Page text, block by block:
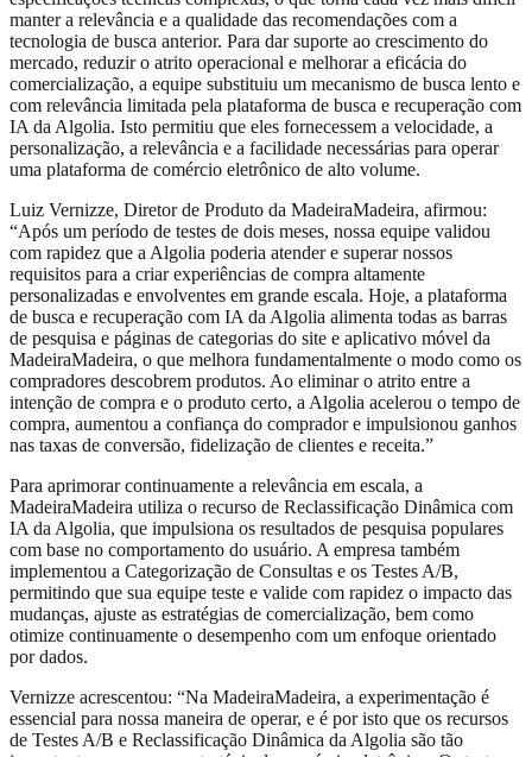
manter a relevância e a qualidade das recomendações com a
tecnologia de busca anterior. Para dar suporte ao crescimento do
mercado, reduzir o atrito operacional e melhorar a eficácia do
comercialização, a equipe substituiu um mecanismo de busca lento e
com relevância limitada pela plataforma de busca e recuperação com
IA da Algolia. Isto permitiu que eles fornecessem a velocidade, a
personalização, a relevância e a facilidade necessárias para operar
uma plataforma de comércio eletrônico de alto volume.
Luiz Vernizze, Diretor de Produto da MadeiraMadeira, afirmou:
“Após um período de testes de dois meses, nossa equipe validou
com rapidez que a Algolia poderia atender e superar nossos
requisitos para a criar experiências de compra altamente
personalizadas e envolventes em grande escala. Hoje, a plataforma
de busca e recuperação com IA da Algolia alimenta todas as barras
de pesquisa e páginas de categorias do site e aplicativo móvel da
MadeiraMadeira, o que melhora fundamentalmente o modo como os
compradores descobrem produtos. Ao eliminar o atrito entre a
intenção de compra e o produto certo, a Algolia acelerou o tempo de
compra, aumentou a confiança do comprador e impulsionou ganhos
nas taxas de conversão, fidelização de clientes e receita.”
Para aprimorar continuamente a relevância em escala, a
MadeiraMadeira utiliza o recurso de Reclassificação Dinâmica com
IA da Algolia, que impulsiona os resultados de pesquisa populares
com base no comportamento do usuário. A empresa também
implementou a Categorização de Consultas e os Testes A/B,
permitindo que sua equipe teste e valide com rapidez o impacto das
mudanças, ajuste as estratégias de comercialização, bem como
otimize continuamente o desempenho com um enfoque orientado
por dados.
Vernizze acrescentou: “Na MadeiraMadeira, a experimentação é
essencial para nossa maneira de operar, e é por isto que os recursos
de Testes A/B e Reclassificação Dinâmica da Algolia são tão